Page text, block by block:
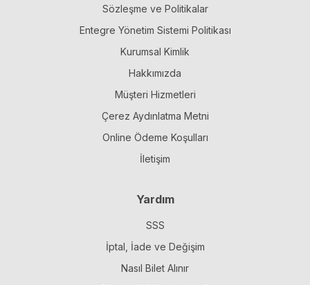
Sözleşme ve Politikalar
Entegre Yönetim Sistemi Politikası
Kurumsal Kimlik
Hakkımızda
Müşteri Hizmetleri
Çerez Aydınlatma Metni
Online Ödeme Koşulları
İletişim
Yardım
SSS
İptal, İade ve Değişim
Nasıl Bilet Alınır